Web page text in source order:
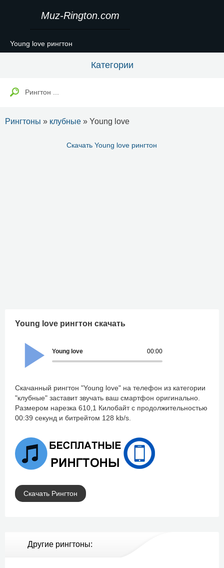
Muz-Rington.com
Young love рингтон
Категории
Рингтоны » клубные » Young love
Скачать Young love рингтон
Young love рингтон скачать
00:00
Young love
Скачанный рингтон "Young love" на телефон из категории
"клубные" заставит звучать ваш смартфон оригинально.
Размером нарезка 610,1 Килобайт с продолжительностью
00:39 секунд и битрейтом 128 kb/s.
Скачать Рингтон
Другие рингтоны: